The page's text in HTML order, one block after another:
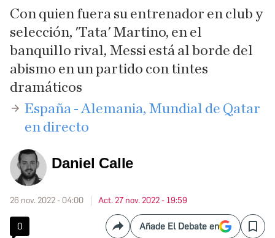
Con quien fuera su entrenador en club y
selección, 'Tata' Martino, en el
banquillo rival, Messi está al borde del
abismo en un partido con tintes
dramáticos
​España - Alemania, Mundial de Qatar
en directo
Daniel Calle
26 nov. 2022 - 04:00 Act. 27 nov. 2022 - 19:59
0 CompartirAñade El Debate en Save